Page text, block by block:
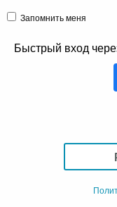
Запомнить меня
Быстрый вход